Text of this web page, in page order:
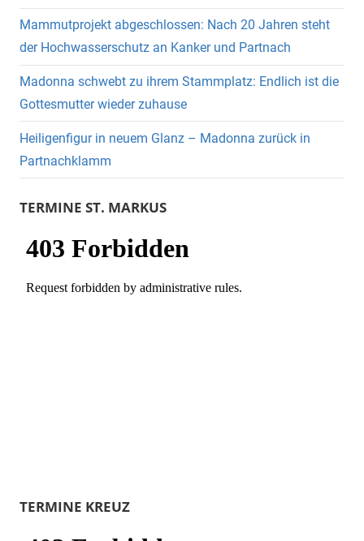
Mammutprojekt abgeschlossen: Nach 20 Jahren steht
der Hochwasserschutz an Kanker und Partnach
Madonna schwebt zu ihrem Stammplatz: Endlich ist die
Gottesmutter wieder zuhause
Heiligenfigur in neuem Glanz – Madonna zurück in
Partnachklamm
TERMINE ST. MARKUS
TERMINE KREUZ